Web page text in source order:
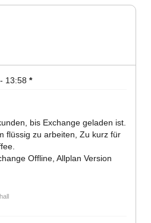
13:58 *
bis Exchange geladen ist.
flüssig zu arbeiten, Zu kurz für
Offline, Allplan Version